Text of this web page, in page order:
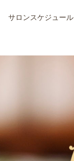
サロンスケジュール